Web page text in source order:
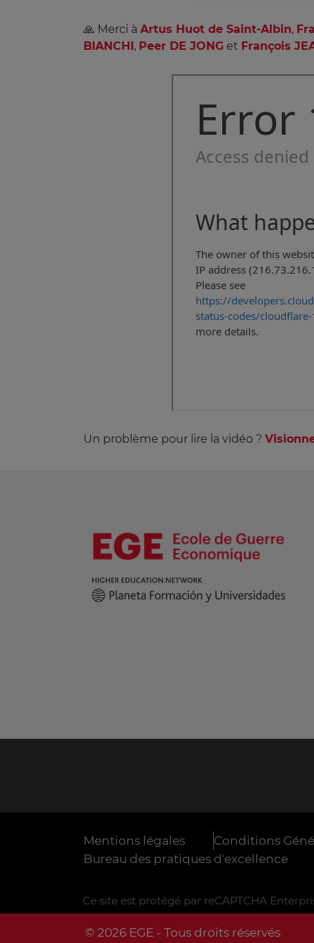
🙏 Merci à Artus Huot de Saint-Albin,
BIANCHI, Peer DE JONG et François
Un problème pour lire la vidéo ?
Mentions légales Conditions
Bureau des pratiques d'excellence
Ce site est protégé par reCAPTCHA
© 2026 EGE - Tous droits réservés